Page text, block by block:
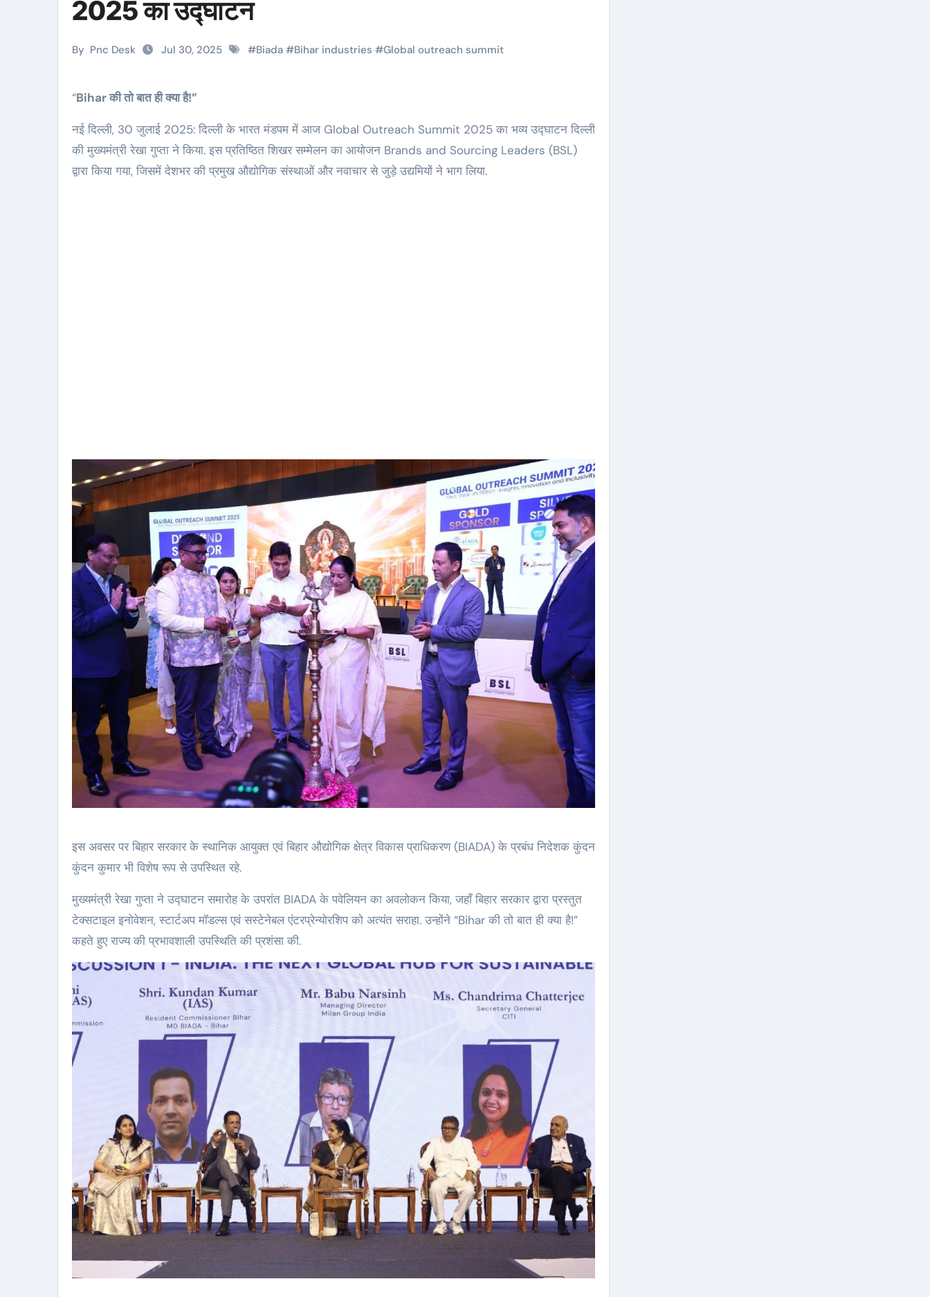
2025 का उद्घाटन
By Pnc Desk Jul 30, 2025 #Biada #Bihar industries #Global outreach summit
“ Bihar की तो बात ही क्या है!”
नई दिल्ली, 30 जुलाई 2025: दिल्ली के भारत मंडपम में आज Global Outreach Summit 2025 का भव्य उद्घाटन दिल्ली
की मुख्यमंत्री रेखा गुप्ता ने किया. इस प्रतिष्ठित शिखर सम्मेलन का आयोजन Brands and Sourcing Leaders (BSL)
द्वारा किया गया, जिसमें देशभर की प्रमुख औद्योगिक संस्थाओं और नवाचार से जुड़े उद्यमियों ने भाग लिया.
इस अवसर पर बिहार सरकार के स्थानिक आयुक्त एवं बिहार औद्योगिक क्षेत्र विकास प्राधिकरण (BIADA) के प्रबंध निदेशक कुंदन
कुंदन कुमार भी विशेष रूप से उपस्थित रहे.
मुख्यमंत्री रेखा गुप्ता ने उद्घाटन समारोह के उपरांत BIADA के पवेलियन का अवलोकन किया, जहाँ बिहार सरकार द्वारा प्रस्तुत
टेक्सटाइल इनोवेशन, स्टार्टअप मॉडल्स एवं सस्टेनेबल एंटरप्रेन्योरशिप को अत्यंत सराहा. उन्होंने “Bihar की तो बात ही क्या है!”
कहते हुए राज्य की प्रभावशाली उपस्थिति की प्रशंसा की.